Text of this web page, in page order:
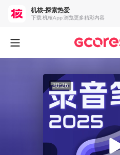
30:26
机核-探索热爱
下载 机核App 浏览更多精彩内容